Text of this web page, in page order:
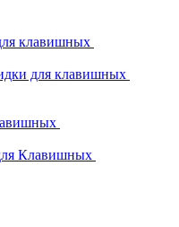
клавишных
для клавишных
Клавишных